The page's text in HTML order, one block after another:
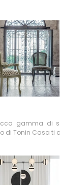
gamma di
di Tonin Casa ti